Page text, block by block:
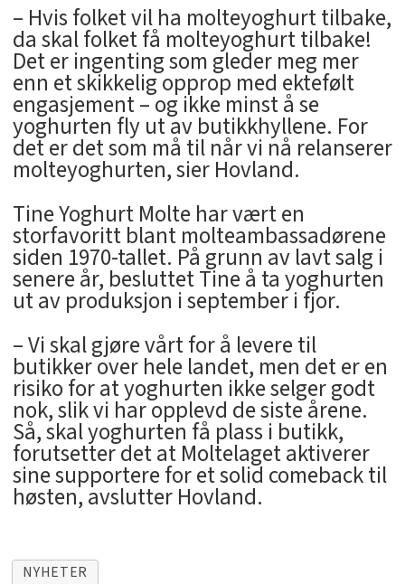
– Hvis folket vil ha molteyoghurt tilbake,
da skal folket få molteyoghurt tilbake!
Det er ingenting som gleder meg mer
enn et skikkelig opprop med ektefølt
engasjement – og ikke minst å se
yoghurten fly ut av butikkhyllene. For
det er det som må til når vi nå relanserer
molteyoghurten, sier Hovland.
Tine Yoghurt Molte har vært en
storfavoritt blant molteambassadørene
siden 1970-tallet. På grunn av lavt salg i
senere år, besluttet Tine å ta yoghurten
ut av produksjon i september i fjor.
– Vi skal gjøre vårt for å levere til
butikker over hele landet, men det er en
risiko for at yoghurten ikke selger godt
nok, slik vi har opplevd de siste årene.
Så, skal yoghurten få plass i butikk,
forutsetter det at Moltelaget aktiverer
sine supportere for et solid comeback til
høsten, avslutter Hovland.
NYHETER